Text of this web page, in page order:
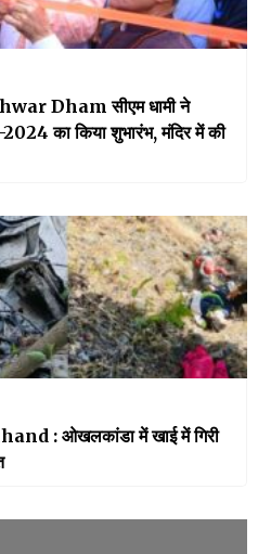
Dham सीएम धामी ने
2024 का किया शुभारंभ, मंदिर में की
: ओखलकांडा में खाई में गिरी